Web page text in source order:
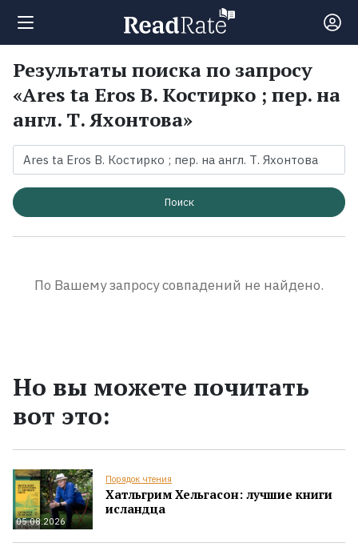
Поиск
Новости
Рейтинги
Экранизации
Результаты поиска по запросу
«Ares ta Eros В. Костирко ; пер. на
англ. Т. Яхонтова»
Поиск
По Вашему запросу совпадений не найдено.
Но вы можете почитать
вот это:
05.08.2026
Порядок чтения
Хатльгрим Хельгасон: лучшие книги
исландца